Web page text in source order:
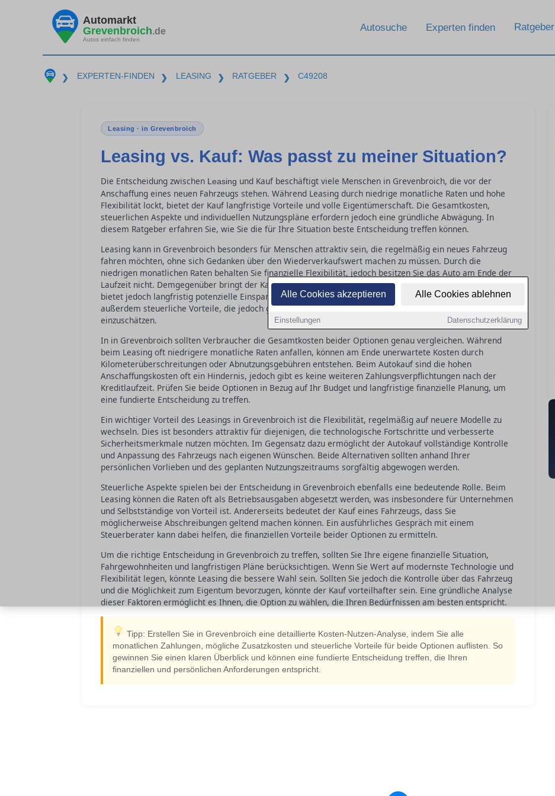
Alle Cookies akzeptieren Alle Cookies ablehnen
Einstellungen Datenschutzerklärung
Automarkt
Grevenbroich.de
Autos einfach finden
Autosuche Experten finden Ratgeber
❯ EXPERTEN-FINDEN ❯ LEASING ❯ RATGEBER ❯ C49208
Leasing · in Grevenbroich
Leasing vs. Kauf: Was passt zu meiner Situation?
Die Entscheidung zwischen Leasing und Kauf beschäftigt viele Menschen in Grevenbroich, die vor der
Anschaffung eines neuen Fahrzeugs stehen. Während Leasing durch niedrige monatliche Raten und hohe
Flexibilität lockt, bietet der Kauf langfristige Vorteile und volle Eigentümerschaft. Die Gesamtkosten,
steuerlichen Aspekte und individuellen Nutzungspläne erfordern jedoch eine gründliche Abwägung. In
diesem Ratgeber erfahren Sie, wie Sie die für Ihre Situation beste Entscheidung treffen können.
Leasing kann in Grevenbroich besonders für Menschen attraktiv sein, die regelmäßig ein neues Fahrzeug
fahren möchten, ohne sich Gedanken über den Wiederverkaufswert machen zu müssen. Durch die
niedrigen monatlichen Raten behalten Sie finanzielle Flexibilität, jedoch besitzen Sie das Auto am Ende der
Laufzeit nicht. Demgegenüber bringt der Kauf eines Fahrzeugs in der Regel höhere Anfangskosten mit sich,
bietet jedoch langfristig potenzielle Einsparungen. Für Selbstständige und Unternehmen bietet Leasing
außerdem steuerliche Vorteile, die jedoch genau geprüft werden sollten, um deren Nutzen richtig
einzuschätzen.
In in Grevenbroich sollten Verbraucher die Gesamtkosten beider Optionen genau vergleichen. Während
beim Leasing oft niedrigere monatliche Raten anfallen, können am Ende unerwartete Kosten durch
Kilometerüberschreitungen oder Abnutzungsgebühren entstehen. Beim Autokauf sind die hohen
Anschaffungskosten oft ein Hindernis, jedoch gibt es keine weiteren Zahlungsverpflichtungen nach der
Kreditlaufzeit. Prüfen Sie beide Optionen in Bezug auf Ihr Budget und langfristige finanzielle Planung, um
eine fundierte Entscheidung zu treffen.
Ein wichtiger Vorteil des Leasings in Grevenbroich ist die Flexibilität, regelmäßig auf neuere Modelle zu
wechseln. Dies ist besonders attraktiv für diejenigen, die technologische Fortschritte und verbesserte
Sicherheitsmerkmale nutzen möchten. Im Gegensatz dazu ermöglicht der Autokauf vollständige Kontrolle
und Anpassung des Fahrzeugs nach eigenen Wünschen. Beide Alternativen sollten anhand Ihrer
persönlichen Vorlieben und des geplanten Nutzungszeitraums sorgfältig abgewogen werden.
Steuerliche Aspekte spielen bei der Entscheidung in Grevenbroich ebenfalls eine bedeutende Rolle. Beim
Leasing können die Raten oft als Betriebsausgaben abgesetzt werden, was insbesondere für Unternehmen
und Selbstständige von Vorteil ist. Andererseits bedeutet der Kauf eines Fahrzeugs, dass Sie
möglicherweise Abschreibungen geltend machen können. Ein ausführliches Gespräch mit einem
Steuerberater kann dabei helfen, die finanziellen Vorteile beider Optionen zu ermitteln.
Um die richtige Entscheidung in Grevenbroich zu treffen, sollten Sie Ihre eigene finanzielle Situation,
Fahrgewohnheiten und langfristigen Pläne berücksichtigen. Wenn Sie Wert auf modernste Technologie und
Flexibilität legen, könnte Leasing die bessere Wahl sein. Sollten Sie jedoch die Kontrolle über das Fahrzeug
und die Möglichkeit zum Eigentum bevorzugen, könnte der Kauf vorteilhafter sein. Eine gründliche Analyse
dieser Faktoren ermöglicht es Ihnen, die Option zu wählen, die Ihren Bedürfnissen am besten entspricht.
Tipp: Erstellen Sie in Grevenbroich eine detaillierte Kosten-Nutzen-Analyse, indem Sie alle
monatlichen Zahlungen, mögliche Zusatzkosten und steuerliche Vorteile für beide Optionen auflisten. So
gewinnen Sie einen klaren Überblick und können eine fundierte Entscheidung treffen, die Ihren
finanziellen und persönlichen Anforderungen entspricht.